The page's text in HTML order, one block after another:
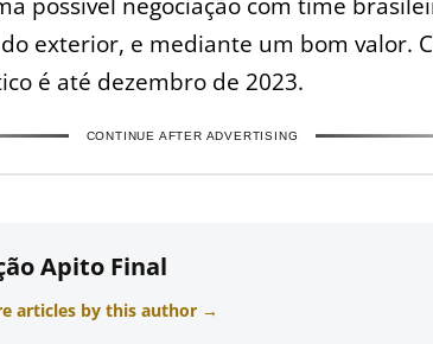
exterior, e mediante um bom valor.
é até dezembro de 2023.
CONTINUE AFTER ADVERTISING
Apito Final
articles by this author →